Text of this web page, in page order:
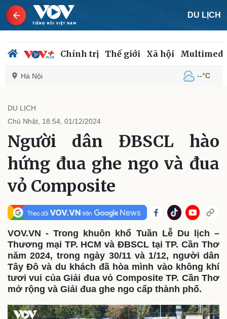
DU LỊCH
Chính trị Thế giới Xã hội
Hà Nội --°C
Chính trị
Đảng
Tổ chức nhân sự
Quốc hội
Nhận diện sự thật
Tin 24h
Dự báo thời tiết
Giáo dục
Dấu ấn VOV
DU LỊCH
Chủ Nhật, 18:54, 01/12/2024
Người dân ĐBSCL hào
hứng đua ghe ngo và đua
vỏ Composite
VOV.VN - Trong khuôn khổ Tuần Lễ Du lịch –
Thương mại TP. HCM và ĐBSCL tại TP. Cần Thơ
năm 2024, trong ngày 30/11 và 1/12, người dân
Tây Đô và du khách đã hòa mình vào không khí
tươi vui của Giải đua vỏ Composite TP. Cần Thơ
mở rộng và Giải đua ghe ngo cấp thành phố.